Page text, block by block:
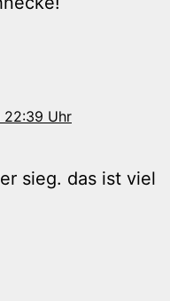
22:39 Uhr
sieg. das ist viel